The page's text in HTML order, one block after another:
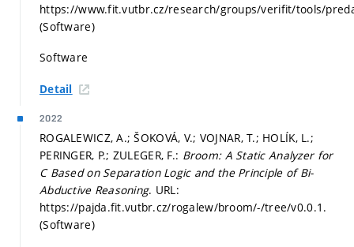
https://www.fit.vutbr.cz/research/groups/verifit/tools/
(Software)
Software
Detail
2022
ROGALEWICZ, A.; ŠOKOVÁ, V.; VOJNAR, T.; HOLÍK, L.;
PERINGER, P.; ZULEGER, F.: Broom: A Static Analyzer for
C Based on Separation Logic and the Principle of Bi-
Abductive Reasoning. URL:
https://pajda.fit.vutbr.cz/rogalew/broom/-/tree/v0.0.1.
(Software)